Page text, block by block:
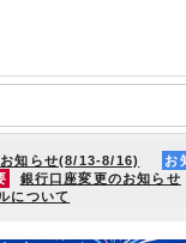
知らせ(8/13-8/16) お
銀行口座変更のお知らせ
について